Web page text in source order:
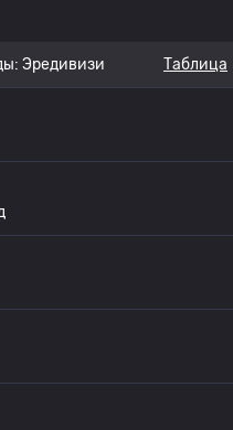
Эредивизи Таблица